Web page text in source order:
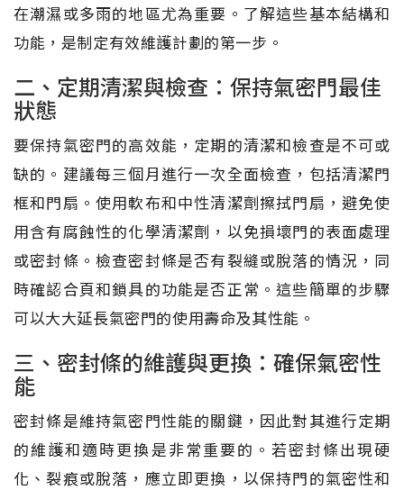
在潮濕或多雨的地區尤為重要。了解這些基本結構和
功能，是制定有效維護計劃的第一步。
二、定期清潔與檢查：保持氣密門最佳
狀態
要保持氣密門的高效能，定期的清潔和檢查是不可或
缺的。建議每三個月進行一次全面檢查，包括清潔門
框和門扇。使用軟布和中性清潔劑擦拭門扇，避免使
用含有腐蝕性的化學清潔劑，以免損壞門的表面處理
或密封條。檢查密封條是否有裂縫或脫落的情況，同
時確認合頁和鎖具的功能是否正常。這些簡單的步驟
可以大大延長氣密門的使用壽命及其性能。
三、密封條的維護與更換：確保氣密性
能
密封條是維持氣密門性能的關鍵，因此對其進行定期
的維護和適時更換是非常重要的。若密封條出現硬
化、裂痕或脫落，應立即更換，以保持門的氣密性和